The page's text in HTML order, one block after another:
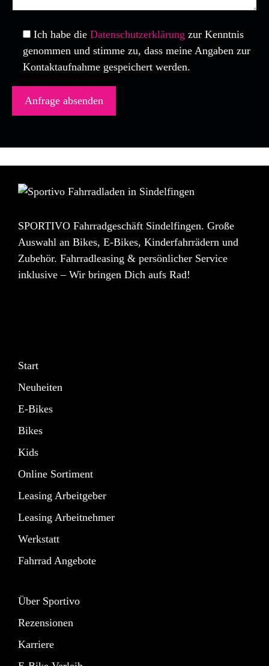
Ich habe die Datenschutzerklärung zur Kenntnis
genommen und stimme zu, dass meine Angaben zur
Kontaktaufnahme gespeichert werden.
SPORTIVO Fahrradgeschäft Sindelfingen. Große
Auswahl an Bikes, E-Bikes, Kinderfahrrädern und
Zubehör. Fahrradleasing & persönlicher Service
inklusive – Wir bringen Dich aufs Rad!
Start
Neuheiten
E-Bikes
Bikes
Kids
Online Sortiment
Leasing Arbeitgeber
Leasing Arbeitnehmer
Werkstatt
Fahrrad Angebote
Über Sportivo
Rezensionen
Karriere